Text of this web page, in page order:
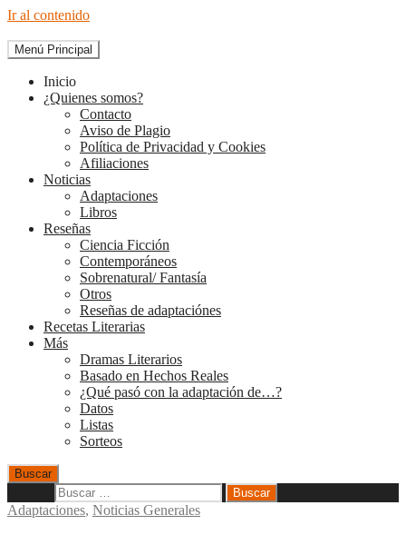
Ir al contenido
The Diary of Books
Menú Principal
Inicio
¿Quienes somos?
Contacto
Aviso de Plagio
Política de Privacidad y Cookies
Afiliaciones
Noticias
Adaptaciones
Libros
Reseñas
Ciencia Ficción
Contemporáneos
Sobrenatural/ Fantasía
Otros
Reseñas de adaptaciónes
Recetas Literarias
Más
Dramas Literarios
Basado en Hechos Reales
¿Qué pasó con la adaptación de…?
Datos
Listas
Sorteos
Buscar
Adaptaciones, Noticias Generales